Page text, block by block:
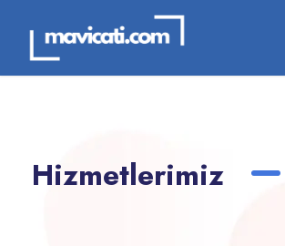
Hizmetlerimiz